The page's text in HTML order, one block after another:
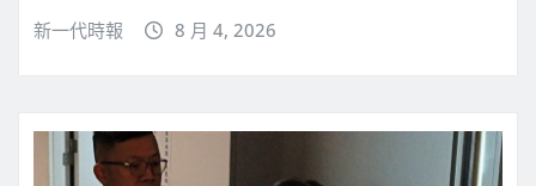
新一代時報 8 月 4, 2026